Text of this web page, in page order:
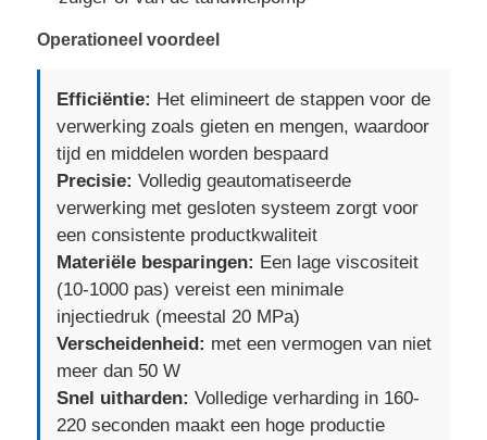
Operationeel voordeel
Efficiëntie: Het elimineert de stappen voor de
verwerking zoals gieten en mengen, waardoor
tijd en middelen worden bespaard
Precisie: Volledig geautomatiseerde
verwerking met gesloten systeem zorgt voor
een consistente productkwaliteit
Materiële besparingen: Een lage viscositeit
(10-1000 pas) vereist een minimale
injectiedruk (meestal 20 MPa)
Verscheidenheid: met een vermogen van niet
meer dan 50 W
Snel uitharden: Volledige verharding in 160-
220 seconden maakt een hoge productie